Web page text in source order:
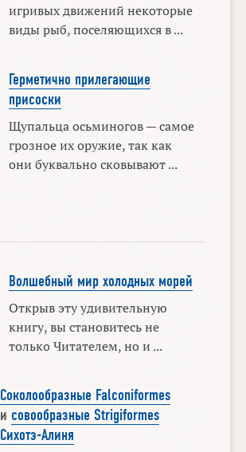
игривых движений некоторые
виды рыб, поселяющихся в ...
Герметично прилегающие
присоски
Щупальца осьминогов — самое
грозное их оружие, так как
они буквально сковывают ...
Волшебный мир холодных морей
Открыв эту удивительную
книгу, вы становитесь не
только Читателем, но и ...
Соколообразные Falconiformes
и совообразные Strigiformes
Сихотэ-Алиня